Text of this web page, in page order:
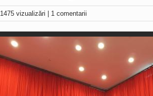
1475 vizualizări 1 comentarii